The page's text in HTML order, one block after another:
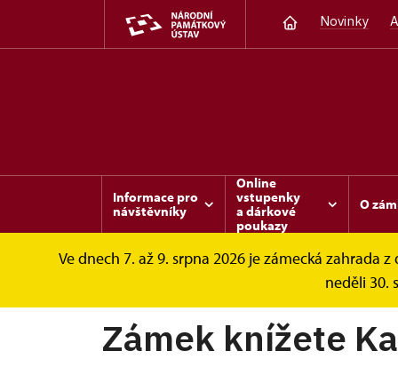
Novinky
Informace pro
návštěvníky
Online
vstupenky
a dárkové
poukazy
O
Ve dnech 7. až 9. srpna 2026 je zámecká
neděli 30.
Sychrov Informace pro návštěvníky
Zámek knížete